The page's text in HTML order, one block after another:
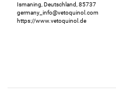
Ismaning, Deutschland, 85737
germany_info@vetoquinol.com
https://www.vetoquinol.de